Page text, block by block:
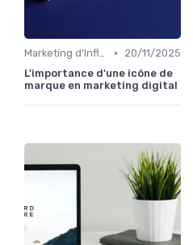
Marketing d'Influence •
20/11/2025
L'importance d'une icône de
marque en marketing digital